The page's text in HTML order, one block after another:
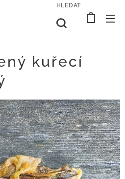
HLEDAT
kuřecí